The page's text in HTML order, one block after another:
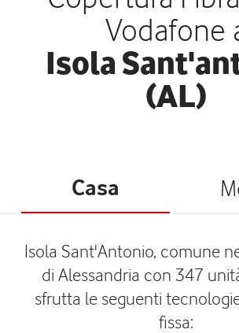
Vodafone
Isola
(AL)
Casa
Isola Sant'Antonio, comune
di Alessandria con 347
sfrutta le seguenti
fissa: